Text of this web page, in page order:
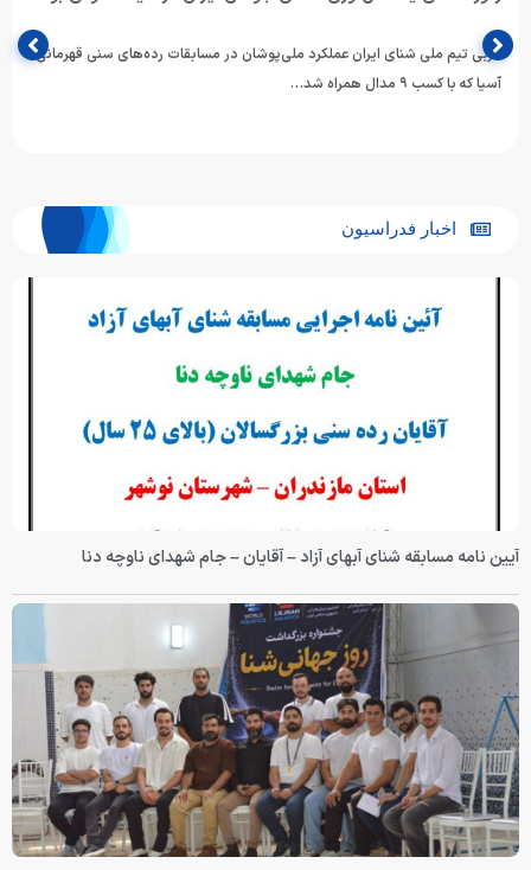
مربی تیم ملی شنای ایران عملکرد ملی‌پوشان در مسابقات رده‌های سنی قهرمانی
آسیا که با کسب ۹ مدال همراه شد…
اخبار فدراسیون
آیین نامه مسابقه شنای آبهای آزاد – آقایان – جام شهدای ناوچه دنا